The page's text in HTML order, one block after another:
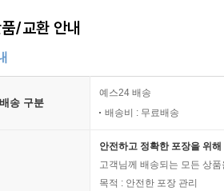
/교환 안내
배송 구분
예스24 배송
배송비 : 무료배송
안전하고 정확한 포장을 위
고객님께 배송되는 모든 상
목적 : 안전한 포장 관리